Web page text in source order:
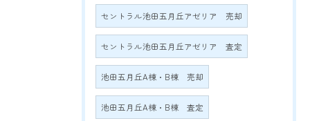
セントラル池田五月丘アゼリア 売却
セントラル池田五月丘アゼリア 査定
池田五月丘A棟・B棟 売却
池田五月丘A棟・B棟 査定